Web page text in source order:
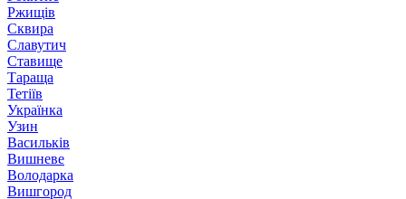
Ржищів
Сквира
Славутич
Ставище
Тараща
Тетіїв
Українка
Узин
Васильків
Вишневе
Володарка
Вишгород